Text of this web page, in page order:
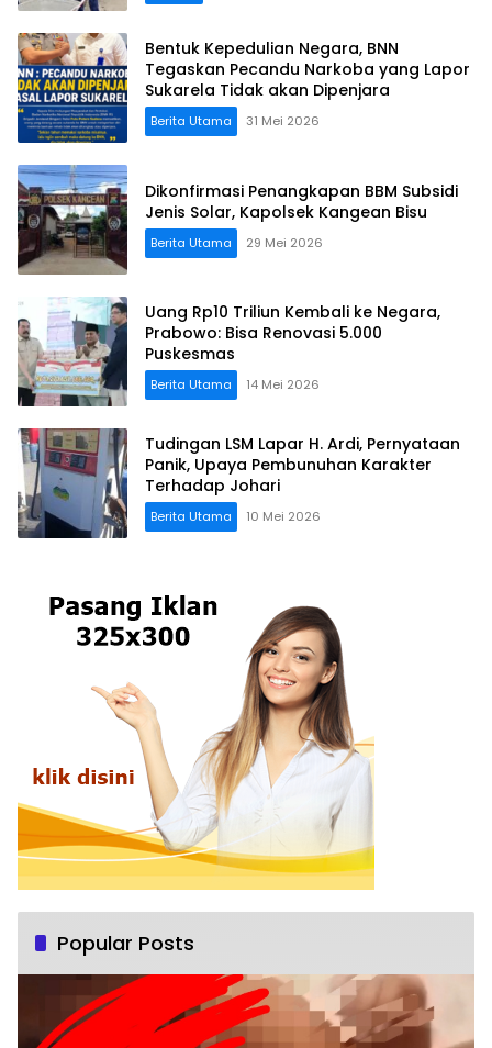
Bentuk Kepedulian Negara, BNN
Tegaskan Pecandu Narkoba yang Lapor
Sukarela Tidak akan Dipenjara
Berita Utama 31 Mei 2026
Dikonfirmasi Penangkapan BBM Subsidi
Jenis Solar, Kapolsek Kangean Bisu
Berita Utama 29 Mei 2026
Uang Rp10 Triliun Kembali ke Negara,
Prabowo: Bisa Renovasi 5.000
Puskesmas
Berita Utama 14 Mei 2026
Tudingan LSM Lapar H. Ardi, Pernyataan
Panik, Upaya Pembunuhan Karakter
Terhadap Johari
Berita Utama 10 Mei 2026
Popular Posts